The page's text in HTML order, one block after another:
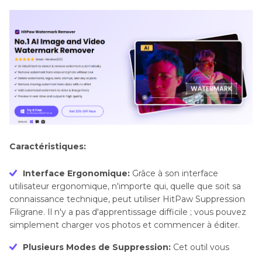
Caractéristiques:
Interface Ergonomique: Grâce à son interface
utilisateur ergonomique, n'importe qui, quelle que soit sa
connaissance technique, peut utiliser HitPaw Suppression
Filigrane. Il n'y a pas d'apprentissage difficile ; vous pouvez
simplement charger vos photos et commencer à éditer.
Plusieurs Modes de Suppression: Cet outil vous